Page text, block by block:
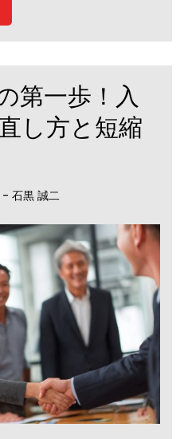
第一歩！入
し方と短縮
- 石黒 誠二